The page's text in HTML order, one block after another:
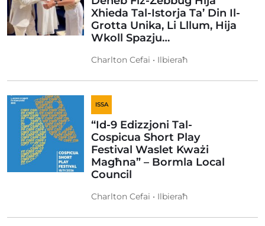
Xhieda Tal-Istorja Ta’ Din Il-
Grotta Unika, Li Lllum, Hija
Wkoll Spazju…
Charlton Cefai • Ilbieraħ
ISSA
“Id-9 Edizzjoni Tal-
Cospicua Short Play
Festival Waslet Kważi
Magħna” – Bormla Local
Council
Charlton Cefai • Ilbieraħ